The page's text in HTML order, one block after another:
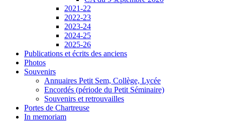
2021-22
2022-23
2023-24
2024-25
2025-26
Publications et écrits des anciens
Photos
Souvenirs
Annuaires Petit Sem, Collège, Lycée
Encordés (période du Petit Séminaire)
Souvenirs et retrouvailles
Portes de Chartreuse
In memoriam